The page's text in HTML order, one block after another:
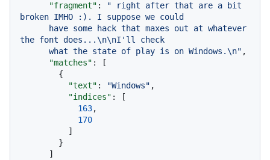
"fragment" :
" right after that are a bit
broken IMHO :). I suppose we could
the font does...\n\nI'll check
      what the state of play is on Windows.\n"
,
"matches" :
[
{
"text" : "Windows" ,
"indices" :
[
163,
170
]
}
]